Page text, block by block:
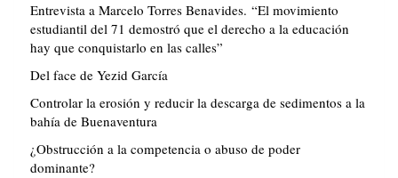
Entrevista a Marcelo Torres Benavides. “El movimiento
estudiantil del 71 demostró que el derecho a la educación
hay que conquistarlo en las calles”
Del face de Yezid García
Controlar la erosión y reducir la descarga de sedimentos a la
bahía de Buenaventura
¿Obstrucción a la competencia o abuso de poder
dominante?